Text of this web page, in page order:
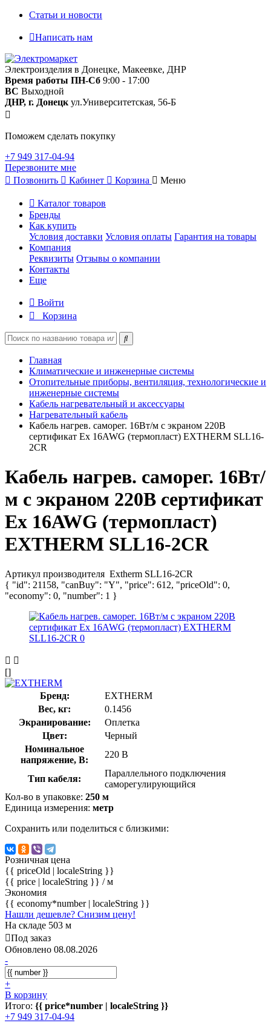
Статьи и новости
Написать нам
Электроизделия в Донецке, Макеевке, ДНР
Время работы ПН-Сб 9:00 - 17:00
ВС Выходной
ДНР, г. Донецк ул.Университетская, 56-Б
Поможем сделать покупку
+7 949 317-04-94
Перезвоните мне
Позвонить
Кабинет Корзина Меню
Каталог товаров
Бренды
Как купить
Условия доставки Условия оплаты Гарантия на товары
Компания
Реквизиты Отзывы о компании
Контакты
Еще
Войти
Корзина
Главная
Климатические и инженерные системы
Отопительные приборы, вентиляция, технологические и
инженерные системы
Кабель нагревательный и аксессуары
Нагревательный кабель
Кабель нагрев. саморег. 16Вт/м с экраном 220В
сертификат Ex 16AWG (термопласт) EXTHERM SLL16-
2CR
Кабель нагрев. саморег. 16Вт/
м с экраном 220В сертификат
Ex 16AWG (термопласт)
EXTHERM SLL16-2CR
Артикул производителя Extherm SLL16-2CR
{ "id": 21158, "canBuy": "Y", "price": 612, "priceOld": 0,
"economy": 0, "number": 1 }
[]
Бренд:
EXTHERM
Вес, кг:
0.1456
Экранирование:
Оплетка
Цвет:
Черный
Номинальное
напряжение, В:
220 В
Тип кабеля:
Параллельного подключения
саморегулирующийся
Кол-во в упаковке: 250 м
Единица измерения: метр
Сохранить или поделиться с близкими:
Розничная цена
{{ priceOld | localeString }}
{{ price | localeString }} / м
Экономия
{{ economy*number | localeString }}
Нашли дешевле? Снизим цену!
На складе 503 м
Под заказ
Обновлено 08.08.2026
-
+
В корзину
Итого: {{ price*number | localeString }}
+7 949 317-04-94